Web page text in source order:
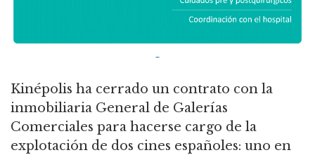
Kinépolis ha cerrado un contrato con la
inmobiliaria General de Galerías
Comerciales para hacerse cargo de la
explotación de dos cines españoles: uno en